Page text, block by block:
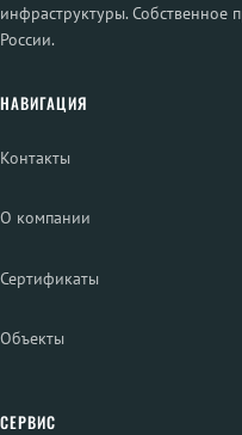
инфраструктуры. Собственное
России.
НАВИГАЦИЯ
Контакты
О компании
Сертификаты
Объекты
СЕРВИС